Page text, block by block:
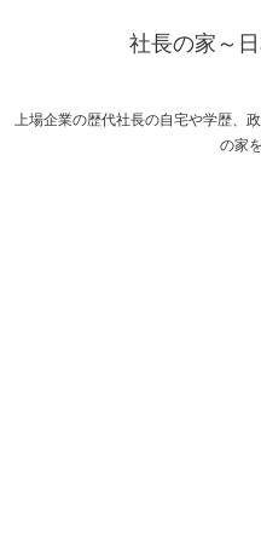
社長の家～
上場企業の歴代社長の自宅や学歴、
の家